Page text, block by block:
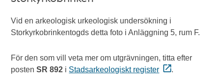
Vid en arkeologisk urkeologisk undersökning i
Storkyrkobrinkentogds detta foto i Anläggning 5, rum F.
För den som vill veta mer om utgrävningen, titta efter
postenSR 892 i Stadsarkeologiskt register .